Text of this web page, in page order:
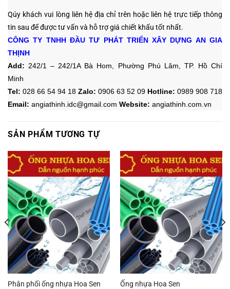
Qúy khách vui lòng liên hệ địa chỉ trên hoặc liên hệ trực tiếp thông
tin sau để được tư vấn và hỗ trợ giá chiết khấu tốt nhất.
CÔNG TY TNHH ĐẦU TƯ PHÁT TRIỂN XÂY DỰNG AN GIA
THỊNH
Add: 242/1 – 242/1A Bà Hom, Phường Phú Lâm, TP. Hồ Chí
Minh
Tel: 028 66 54 94 18 Zalo: 0906 63 52 09 Hotline: 0989 908 718
Email: angiathinh.idc@gmail.com Website: angiathinh. com.vn
SẢN PHẨM TƯƠNG TỰ
Phân phối ống nhựa Hoa Sen
Ống nhựa Hoa Sen